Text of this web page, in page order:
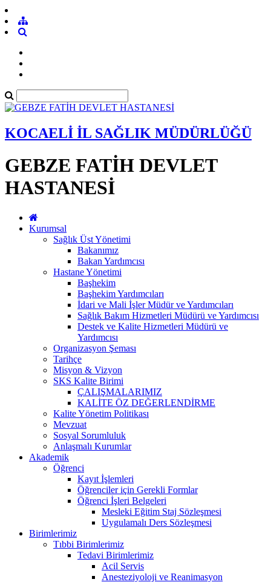
KOCAELİ İL SAĞLIK MÜDÜRLÜĞÜ
GEBZE FATİH DEVLET
HASTANESİ
Kurumsal
Sağlık Üst Yönetimi
Bakanımız
Bakan Yardımcısı
Hastane Yönetimi
Başhekim
Başhekim Yardımcıları
İdari ve Mali İşler Müdür ve Yardımcıları
Sağlık Bakım Hizmetleri Müdürü ve Yardımcısı
Destek ve Kalite Hizmetleri Müdürü ve
Yardımcısı
Organizasyon Şeması
Tarihçe
Misyon & Vizyon
SKS Kalite Birimi
ÇALIŞMALARIMIZ
KALİTE ÖZ DEĞERLENDİRME
Kalite Yönetim Politikası
Mevzuat
Sosyal Sorumluluk
Anlaşmalı Kurumlar
Akademik
Öğrenci
Kayıt İşlemleri
Öğrenciler için Gerekli Formlar
Öğrenci İşleri Belgeleri
Mesleki Eğitim Staj Sözleşmesi
Uygulamalı Ders Sözleşmesi
Birimlerimiz
Tıbbi Birimlerimiz
Tedavi Birimlerimiz
Acil Servis
Anesteziyoloji ve Reanimasyon